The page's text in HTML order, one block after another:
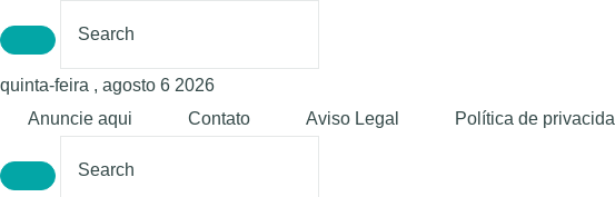
quinta-feira , agosto 6 2026
Anuncie aqui
Contato Aviso Legal Política de